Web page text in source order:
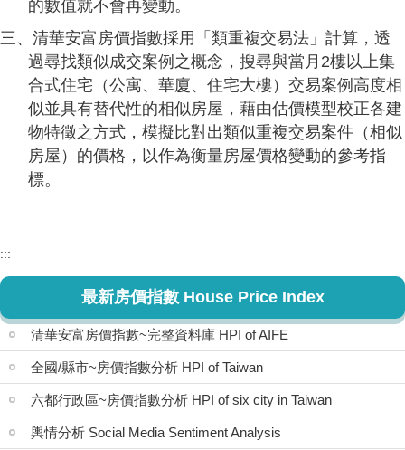
的數值就不會再變動。
三、清華安富房價指數採用「類重複交易法」計算，透
過尋找類似成交案例之概念，搜尋與當月2樓以上集
合式住宅（公寓、華廈、住宅大樓）交易案例高度相
似並具有替代性的相似房屋，藉由估價模型校正各建
物特徵之方式，模擬比對出類似重複交易案件（相似
房屋）的價格，以作為衡量房屋價格變動的參考指
標。
:::
最新房價指數 House Price Index
清華安富房價指數~完整資料庫 HPI of AIFE
全國/縣市~房價指數分析 HPI of Taiwan
六都行政區~房價指數分析 HPI of six city in Taiwan
輿情分析 Social Media Sentiment Analysis